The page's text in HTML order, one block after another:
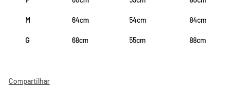
M 64cm 54cm 84cm
G 68cm 55cm 88cm
Compartilhar